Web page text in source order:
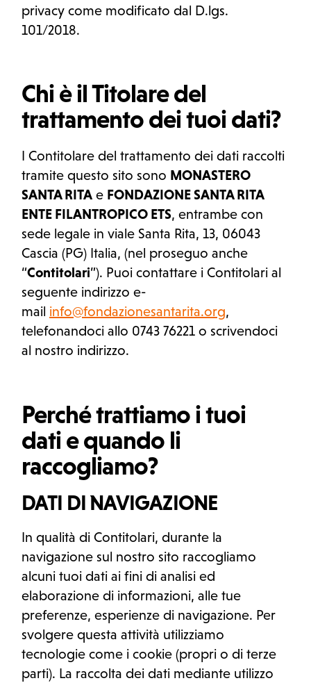
privacy come modificato dal D.lgs.
101/2018.
Chi è il Titolare del
trattamento dei tuoi dati?
I Contitolare del trattamento dei dati raccolti
tramite questo sito sono MONASTERO
SANTA RITA e FONDAZIONE SANTA RITA
ENTE FILANTROPICO ETS, entrambe con
sede legale in viale Santa Rita, 13, 06043
Cascia (PG) Italia, (nel proseguo anche
“Contitolari”). Puoi contattare i Contitolari al
seguente indirizzo e-
mail info@fondazionesantarita.org,
telefonandoci allo 0743 76221 o scrivendoci
al nostro indirizzo.
Perché trattiamo i tuoi
dati e quando li
raccogliamo?
DATI DI NAVIGAZIONE
In qualità di Contitolari, durante la
navigazione sul nostro sito raccogliamo
alcuni tuoi dati ai fini di analisi ed
elaborazione di informazioni, alle tue
preferenze, esperienze di navigazione. Per
svolgere questa attività utilizziamo
tecnologie come i cookie (propri o di terze
parti). La raccolta dei dati mediante utilizzo